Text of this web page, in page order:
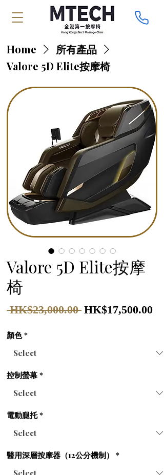
Home
所有產品
Valore 5D Elite按摩椅
Valore 5D Elite按摩
椅
HK$23,000.00 Regular
HK$17,500.00
顏色 *
控制螢幕 *
電動腿托 *
醫用深層按摩器（12公分機制） *